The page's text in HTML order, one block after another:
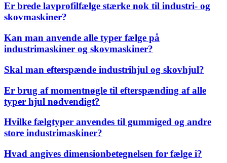
Er brede lavprofilfælge stærke nok til industri- og
skovmaskiner?
Kan man anvende alle typer fælge på
industrimaskiner og skovmaskiner?
Skal man efterspænde industrihjul og skovhjul?
Er brug af momentnøgle til efterspænding af alle
typer hjul nødvendigt?
Hvilke fælgtyper anvendes til gummiged og andre
store industrimaskiner?
Hvad angives dimensionbetegnelsen for fælge i?